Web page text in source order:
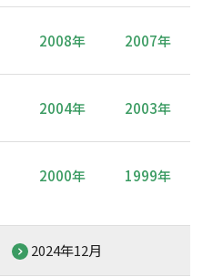
2008年 2007年
2004年 2003年
2000年 1999年
2024年12月